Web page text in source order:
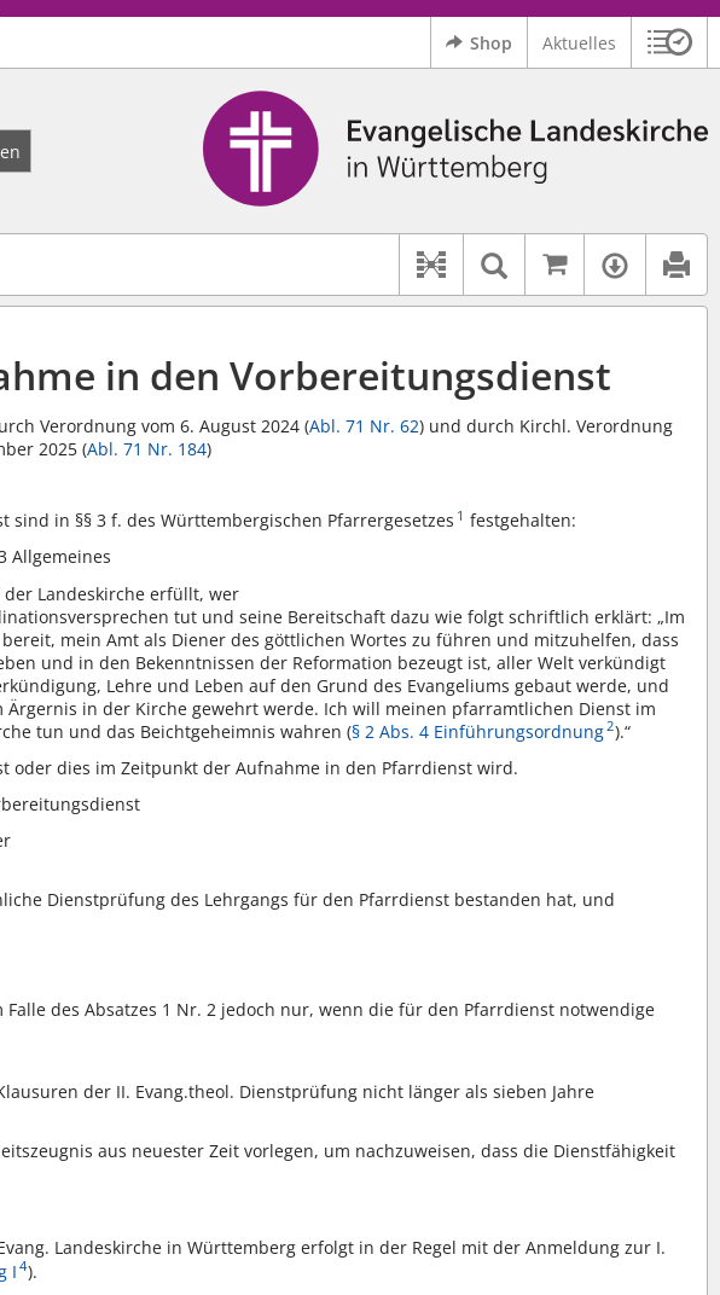
Shop Aktuelles
"*", Bsp. Pfarrer*, findet auch: "Pfarrerinitiative" oder "Pfarrerausschuss".
finden Sie in unserer Hilfe.
Logo Ev. Landeskirche in Württemberg
Dokument-Beziehungen
Textsuche im
Auf
in den Vorbereitungsdienst
Verordnung vom 6. August 2024 (Abl. 71 Nr. 62) und durch Kirchl. Verordnung
2025 (Abl. 71 Nr. 184)
in §§ 3 f. des Württembergischen Pfarrergesetzes 1 festgehalten:
Allgemeines
Landeskirche erfüllt, wer
tut und seine Bereitschaft dazu wie folgt schriftlich erklärt: „Im
mein Amt als Diener des göttlichen Wortes zu führen und mitzuhelfen, dass
und in den Bekenntnissen der Reformation bezeugt ist, aller Welt verkündigt
Lehre und Leben auf den Grund des Evangeliums gebaut werde, und
in der Kirche gewehrt werde. Ich will meinen pfarramtlichen Dienst im
tun und das Beichtgeheimnis wahren (§ 2 Abs. 4 Einführungsordnung2).“
oder dies im Zeitpunkt der Aufnahme in den Pfarrdienst wird.
Dienstprüfung des Lehrgangs für den Pfarrdienst bestanden hat, und
des Absatzes 1 Nr. 2 jedoch nur, wenn die für den Pfarrdienst notwendige
der II. Evang.theol. Dienstprüfung nicht länger als sieben Jahre
aus neuester Zeit vorlegen, um nachzuweisen, dass die Dienstfähigkeit
Landeskirche in Württemberg erfolgt in der Regel mit der Anmeldung zur I.
I 4).